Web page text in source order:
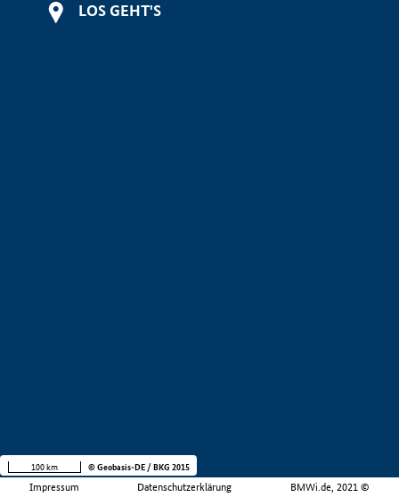
LOS GEHT'S
Impressum Datenschutzerklärung BMWi.de, 2021 ©
100 km © Geobasis-DE / BKG 2015